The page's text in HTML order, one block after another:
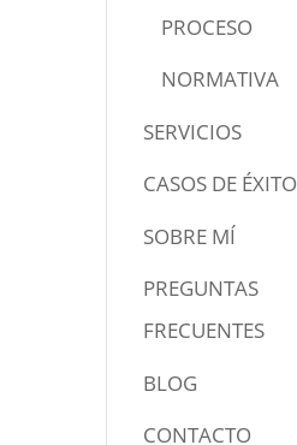
PROCESO
NORMATIVA
SERVICIOS
CASOS DE ÉXITO
SOBRE MÍ
PREGUNTAS
FRECUENTES
BLOG
CONTACTO